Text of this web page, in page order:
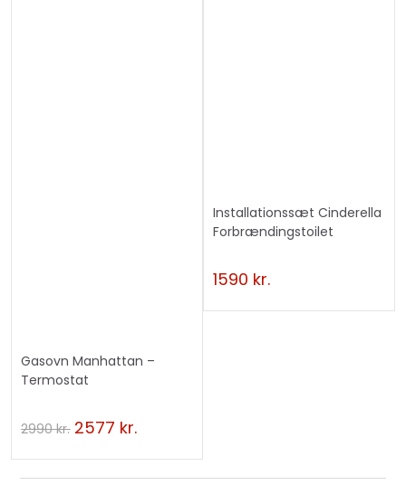
Gasovn Manhattan –
Termostat
2990kr. 2577 kr.
Installationssæt Cinderella
Forbrændingstoilet
1590 kr.